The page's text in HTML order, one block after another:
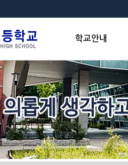
학교안내